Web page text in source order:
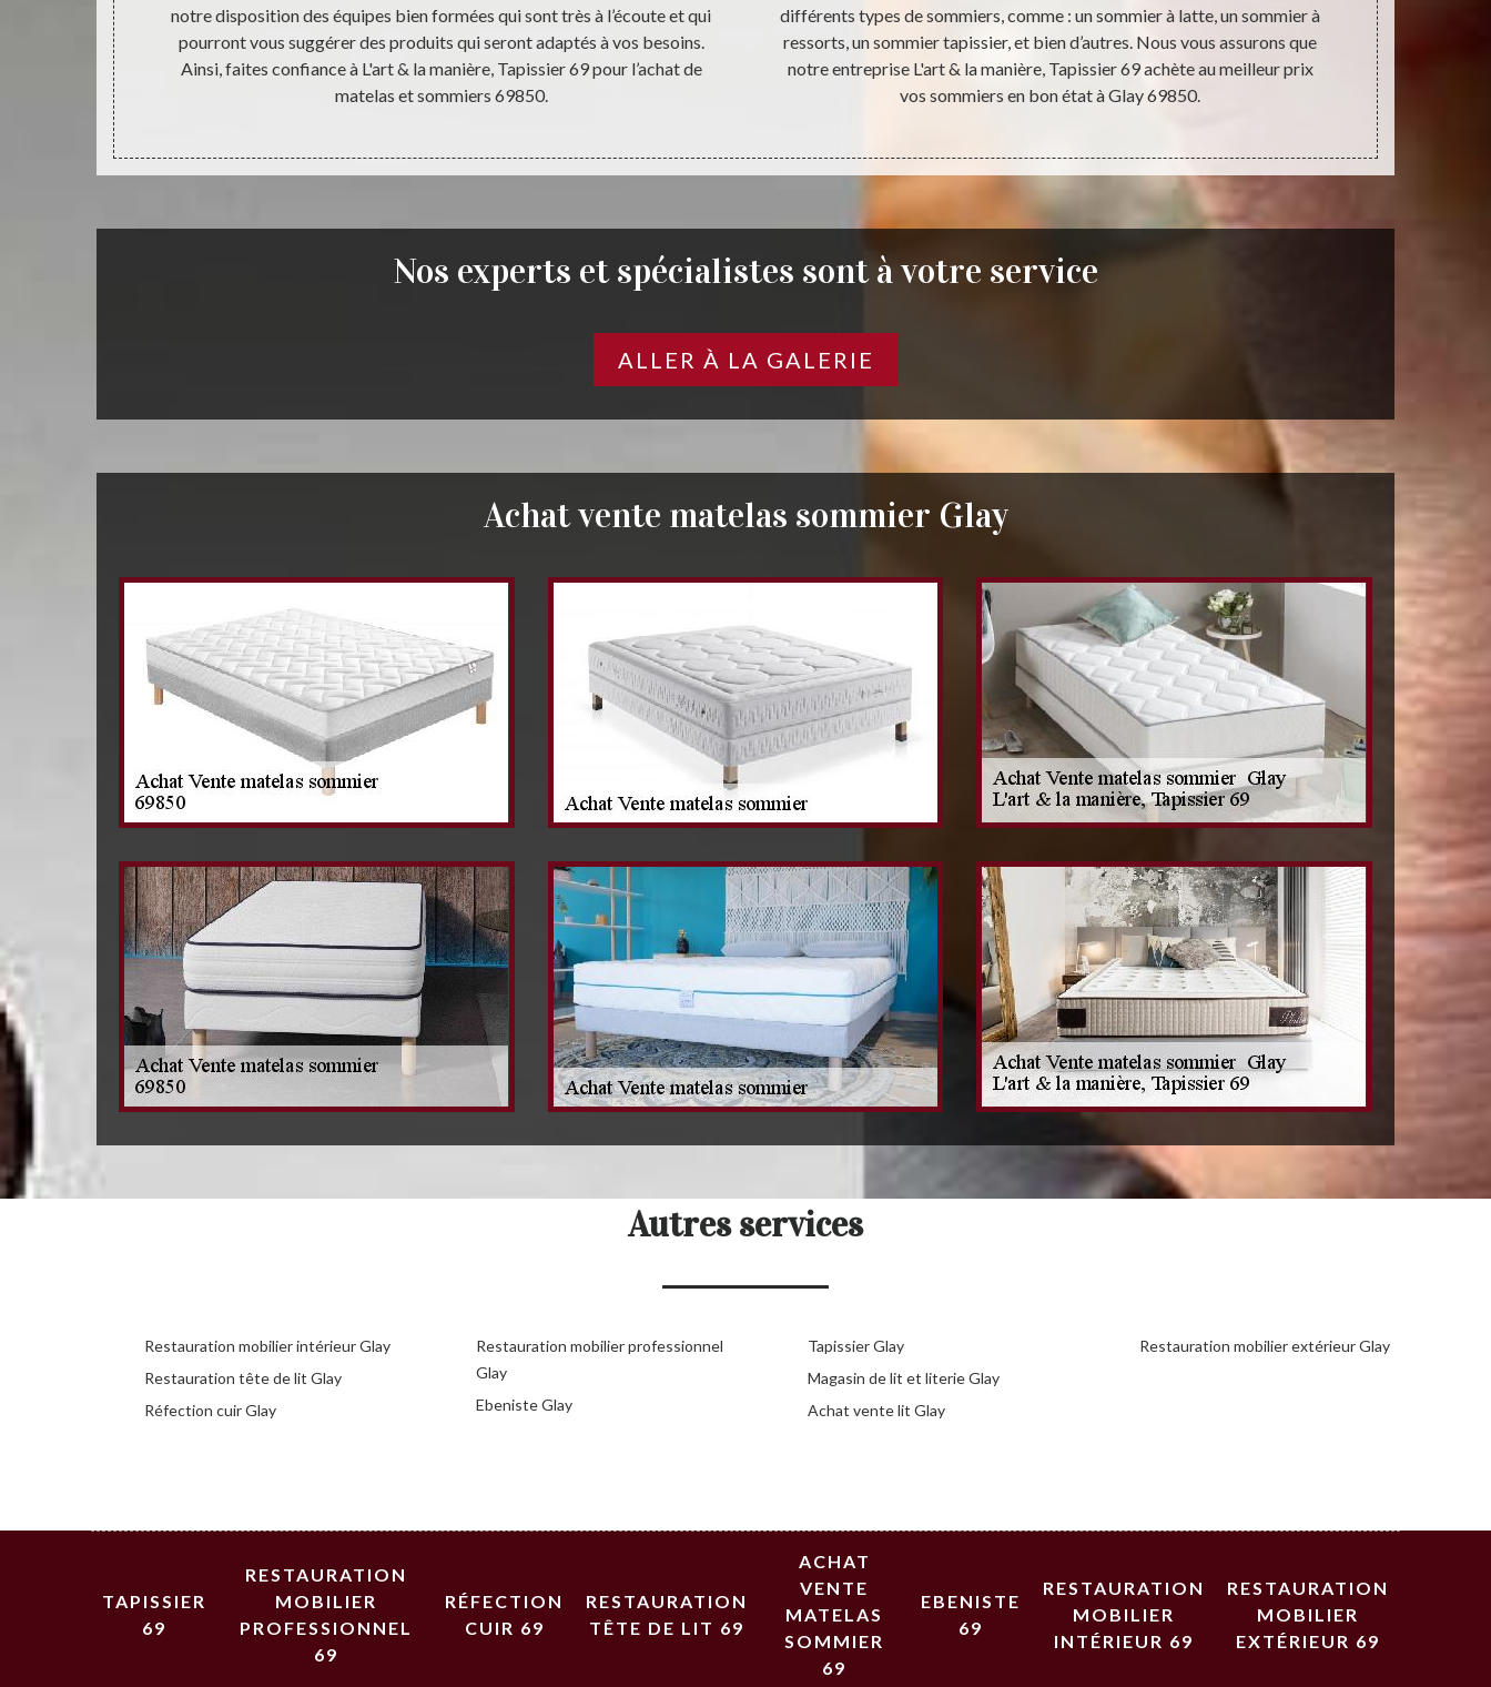
notre disposition des équipes bien formées qui sont très à l’écoute et qui
pourront vous suggérer des produits qui seront adaptés à vos besoins.
Ainsi, faites confiance à L'art & la manière, Tapissier 69 pour l’achat de
matelas et sommiers 69850.
différents types de sommiers, comme : un sommier à latte, un sommier à
ressorts, un sommier tapissier, et bien d’autres. Nous vous assurons que
notre entreprise L'art & la manière, Tapissier 69 achète au meilleur prix
vos sommiers en bon état à Glay 69850.
Nos experts et spécialistes sont à votre service
ALLER À LA GALERIE
Achat vente matelas sommier Glay
Autres services
Restauration mobilier intérieur Glay
Restauration tête de lit Glay
Réfection cuir Glay
Restauration mobilier professionnel
Glay
Ebeniste Glay
Tapissier Glay
Magasin de lit et literie Glay
Achat vente lit Glay
Restauration mobilier extérieur Glay
TAPISSIER
69
RESTAURATION
MOBILIER
PROFESSIONNEL
69
RÉFECTION
CUIR 69
RESTAURATION
TÊTE DE LIT 69
ACHAT
VENTE
MATELAS
SOMMIER
69
EBENISTE
69
RESTAURATION
MOBILIER
INTÉRIEUR 69
RESTAURATION
MOBILIER
EXTÉRIEUR 69